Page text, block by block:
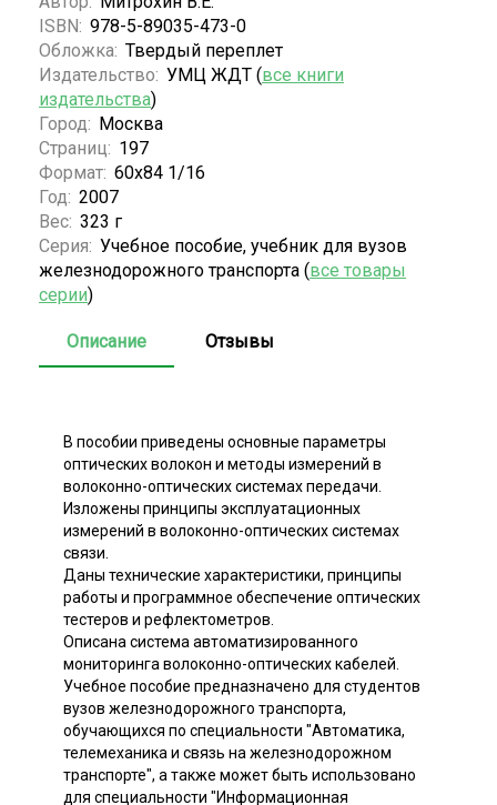
ISBN: 978-5-89035-473-0
Обложка: Твердый переплет
Издательство: УМЦ ЖДТ (все книги
издательства)
Город: Москва
Страниц: 197
Формат: 60х84 1/16
Год: 2007
Вес: 323 г
Серия: Учебное пособие, учебник для вузов
железнодорожного транспорта (все товары
серии)
Описание Отзывы
В пособии приведены основные параметры
оптических волокон и методы измерений в
волоконно-оптических системах передачи.
Изложены принципы эксплуатационных
измерений в волоконно-оптических системах
связи.
Даны технические характеристики, принципы
работы и программное обеспечение оптических
тестеров и рефлектометров.
Описана система автоматизированного
мониторинга волоконно-оптических кабелей.
Учебное пособие предназначено для студентов
вузов железнодорожного транспорта,
обучающихся по специальности "Автоматика,
телемеханика и связь на железнодорожном
транспорте", а также может быть использовано
для специальности "Информационная